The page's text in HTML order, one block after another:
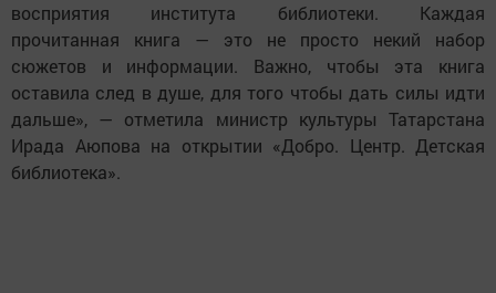
восприятия института библиотеки. Каждая
прочитанная книга — это не просто некий набор
сюжетов и информации. Важно, чтобы эта книга
оставила след в душе, для того чтобы дать силы идти
дальше», — отметила министр культуры Татарстана
Ирада Аюпова на открытии «Добро. Центр. Детская
библиотека».